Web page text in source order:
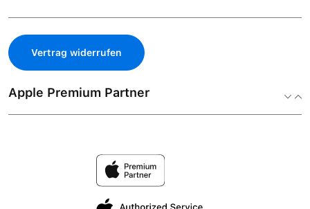
Vertrag widerrufen
Apple Premium Partner